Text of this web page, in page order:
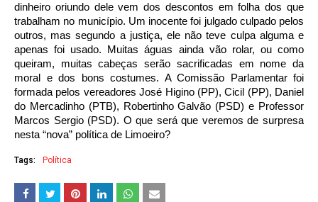
dinheiro oriundo dele vem dos descontos em folha dos que
trabalham no município. Um inocente foi julgado culpado pelos
outros, mas segundo a justiça, ele não teve culpa alguma e
apenas foi usado. Muitas águas ainda vão rolar, ou como
queiram, muitas cabeças serão sacrificadas em nome da
moral e dos bons costumes. A Comissão Parlamentar foi
formada pelos vereadores José Higino (PP), Cicil (PP), Daniel
do Mercadinho (PTB), Robertinho Galvão (PSD) e Professor
Marcos Sergio (PSD). O que será que veremos de surpresa
nesta “nova” política de Limoeiro?
Tags: Política